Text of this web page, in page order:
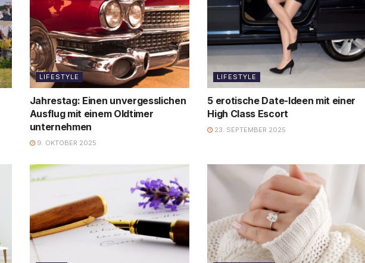
LIFESTYLE
Jahrestag: Einen unvergesslichen
Ausflug mit einem Oldtimer
unternehmen
9. OKTOBER 2025
LIFESTYLE
5 erotische Date-Ideen mit einer
High Class Escort
23. SEPTEMBER 2025